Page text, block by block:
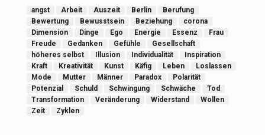
angst Arbeit Auszeit Berlin
Berufung
Bewertung
Bewusstsein Beziehung
corona
Dimension
Dinge Ego Energie Essenz
Frau
Freude
Gedanken Gefühle
Gesellschaft
höheres selbst
Illusion Individualität
Inspiration
Kraft
Kreativität Kunst Käfig Leben
Loslassen
Mode
Mutter Männer Paradox
Polarität
Potenzial
Schuld Schwingung Schwäche
Tod
Transformation
Veränderung Widerstand
Wollen
Zeit
Zyklen